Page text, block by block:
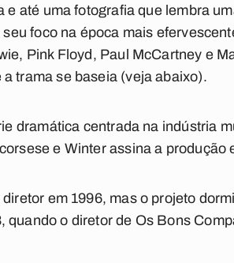
e até uma fotografia que lembra
foco na época mais
Pink Floyd, Paul McCartney e
trama se baseia (veja abaixo).
dramática centrada na indústria
e Winter assina a produção
em 1996, mas o projeto
quando o diretor de Os Bons